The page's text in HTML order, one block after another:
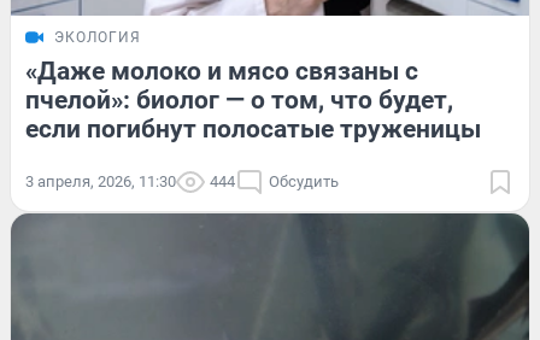
ЭКОЛОГИЯ
«Даже молоко и мясо связаны с
пчелой»: биолог — о том, что будет,
если погибнут полосатые труженицы
3 апреля, 2026, 11:30 444 Обсудить